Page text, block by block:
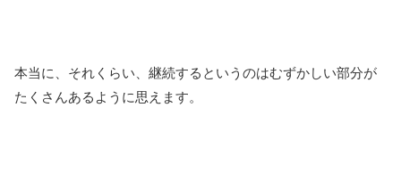
本当に、それくらい、継続するというのはむずかしい部分が
たくさんあるように思えます。